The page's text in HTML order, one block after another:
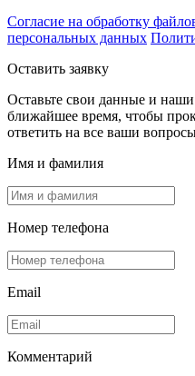
Согласие на обработку
персональных данных
Оставить заявку
Оставьте свои данные и
ближайшее время, чтобы
ответить на все ваши
Имя и фамилия
Номер телефона
Email
Комментарий